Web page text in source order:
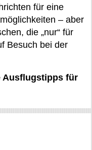
für eine
– aber
die „nur“ für
Besuch bei der
Ausflugstipps für